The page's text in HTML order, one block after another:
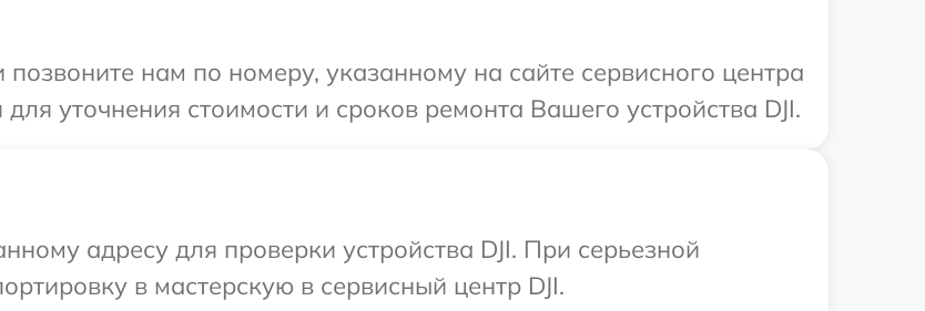
нам по номеру, указанному на сайте сервисного центра
уточнения стоимости и сроков ремонта Вашего устройства DJI.
адресу для проверки устройства DJI. При серьезной
в мастерскую в сервисный центр DJI.